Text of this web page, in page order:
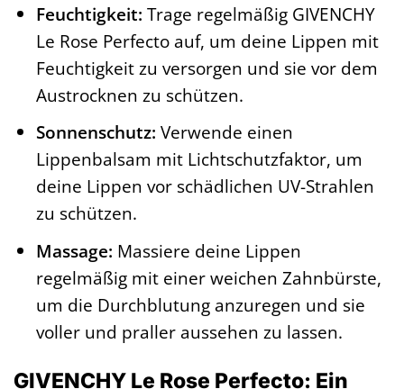
Feuchtigkeit: Trage regelmäßig GIVENCHY
Le Rose Perfecto auf, um deine Lippen mit
Feuchtigkeit zu versorgen und sie vor dem
Austrocknen zu schützen.
Sonnenschutz: Verwende einen
Lippenbalsam mit Lichtschutzfaktor, um
deine Lippen vor schädlichen UV-Strahlen
zu schützen.
Massage: Massiere deine Lippen
regelmäßig mit einer weichen Zahnbürste,
um die Durchblutung anzuregen und sie
voller und praller aussehen zu lassen.
GIVENCHY Le Rose Perfecto: Ein